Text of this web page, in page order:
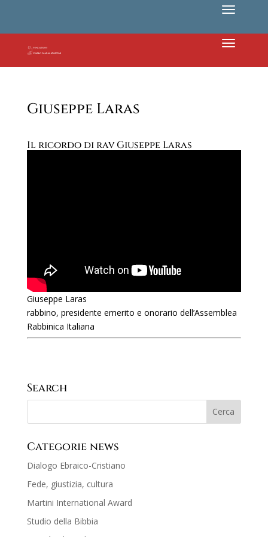
Giuseppe Laras
Il ricordo di rav Giuseppe Laras
Giuseppe Laras
rabbino, presidente emerito e onorario dell’Assemblea
Rabbinica Italiana
Search
Categorie news
Dialogo Ebraico-Cristiano
Fede, giustizia, cultura
Martini International Award
Studio della Bibbia